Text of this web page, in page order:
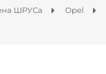
ШРУСа Opel